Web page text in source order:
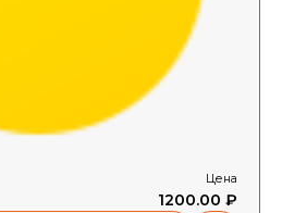
Цена
1200.00 ₽